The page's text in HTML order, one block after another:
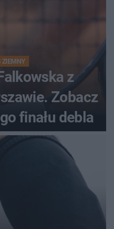
ZIEMNY
z
Zobacz
finału debla